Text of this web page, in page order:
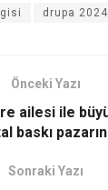
drupa 2024
Önceki Yazı
ailesi ile
baskı
Sonraki Yazı